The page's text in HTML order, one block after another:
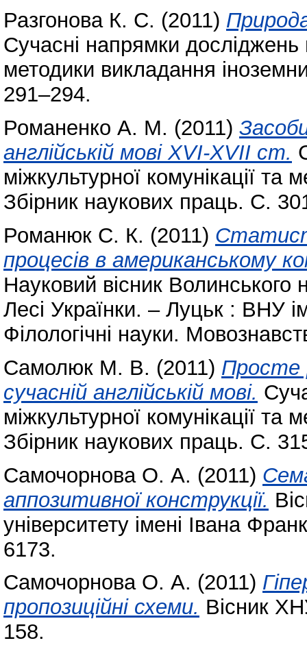
Разгонова К. С. (2011)
Cучасні напрямки досліджень
методики викладання
291–294.
Романенко А. М. (2011)
англійській мові XVI-XVII ст.
міжкультурної комунікації
Збірник наукових праць. С.
Романюк С. К. (2011)
процесів в американському
Науковий вісник Волинського
Лесі Українки. – Луцьк : ВНУ
Філологічні науки.
Самолюк М. В. (2011) Просте
сучасній англійській мові.
міжкультурної комунікації
Збірник наукових праць. С.
Самочорнова О. А. (2011)
аппозитивної конструкції.
університету імені Івана
6173.
Самочорнова О. А. (2011)
пропозиційні схеми. Вісник
158.